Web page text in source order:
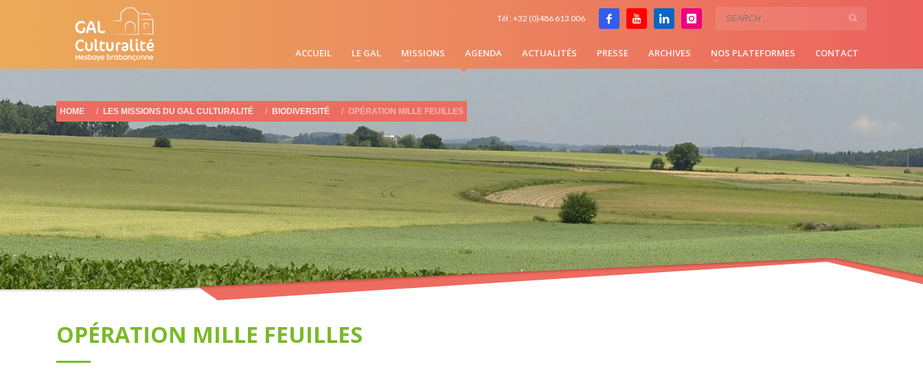
Tél : +32 (0)486 613 006
ACCUEIL LE GAL MISSIONS AGENDA ACTUALITÉS PRESSE ARCHIVES NOS PLATEFORMES CONTACT
HOME LES MISSIONS DU GAL CULTURALITÉ BIODIVERSITÉ OPÉRATION MILLE FEUILLES
OPÉRATION MILLE FEUILLES